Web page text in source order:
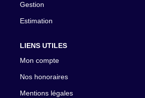
Gestion
Estimation
LIENS UTILES
Mon compte
Nos honoraires
Mentions légales